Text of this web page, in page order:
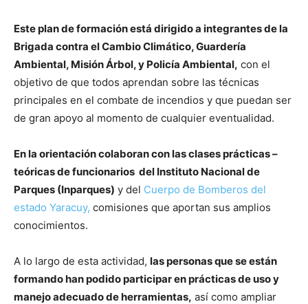
Este plan de formación está dirigido a integrantes de la
Brigada contra el Cambio Climático, Guardería
Ambiental, Misión Árbol, y Policía Ambiental, con el
objetivo de que todos aprendan sobre las técnicas
principales en el combate de incendios y que puedan ser
de gran apoyo al momento de cualquier eventualidad.
En la orientación colaboran con las clases prácticas –
teóricas de funcionarios del Instituto Nacional de
Parques (Inparques) y del Cuerpo de Bomberos del
estado Yaracuy, comisiones que aportan sus amplios
conocimientos.
A lo largo de esta actividad, las personas que se están
formando han podido participar en prácticas de uso y
manejo adecuado de herramientas, así como ampliar